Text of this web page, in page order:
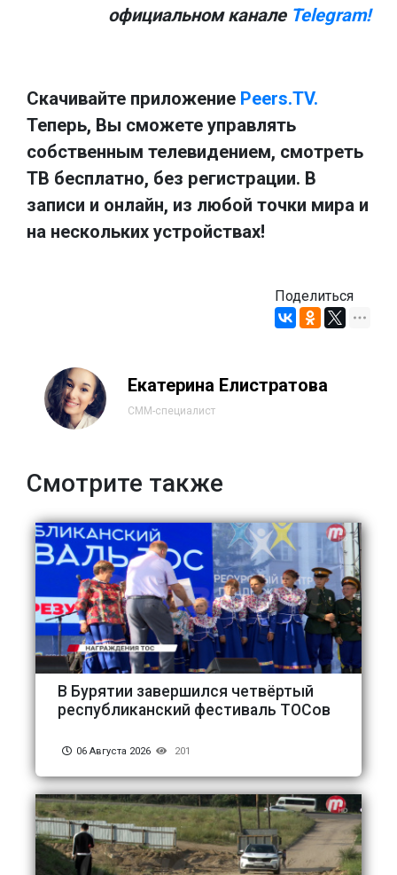
официальном канале Telegram!
Скачивайте приложение Peers.TV.
Теперь, Вы сможете управлять
собственным телевидением, смотреть
ТВ бесплатно, без регистрации. В
записи и онлайн, из любой точки мира и
на нескольких устройствах!
Поделиться
Екатерина Елистратова
СММ-специалист
Смотрите также
В Бурятии завершился четвёртый
республиканский фестиваль ТОСов
06 Августа 2026 201